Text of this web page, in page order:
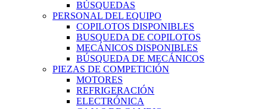
BÚSQUEDAS
PERSONAL DEL EQUIPO
COPILOTOS DISPONIBLES
BUSQUEDA DE COPILOTOS
MECÁNICOS DISPONIBLES
BÚSQUEDA DE MECÁNICOS
PIEZAS DE COMPETICIÓN
MOTORES
REFRIGERACIÓN
ELECTRÓNICA